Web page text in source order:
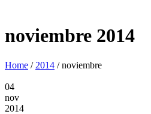
noviembre 2014
Home / 2014 /noviembre
04
nov
2014